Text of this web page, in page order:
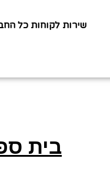
שירות לקוחות כל
בית